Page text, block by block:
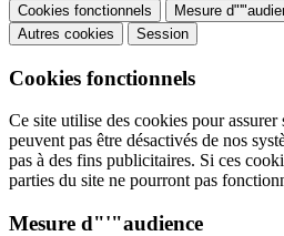
Cookies fonctionnels Mesure
Autres cookies
Session
Cookies fonctionnels
Ce site utilise des cookies pour
peuvent pas être désactivés de nos
pas à des fins publicitaires. Si ces
parties du site ne pourront pas
Mesure d"'"audience